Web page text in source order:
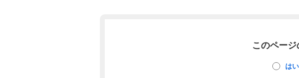
このペー
はい